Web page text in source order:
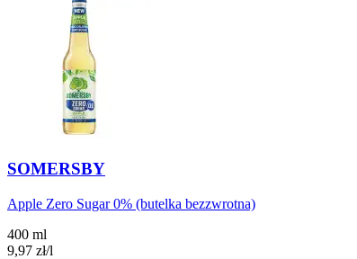
SOMERSBY
Apple Zero Sugar 0% (butelka bezzwrotna)
400 ml
9,97 zł/l